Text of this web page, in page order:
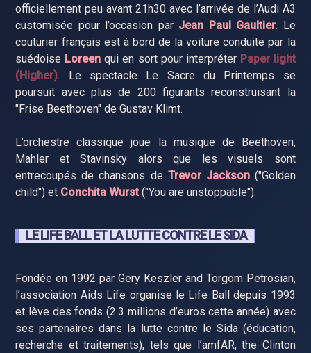
officiellement peu avant 21h30 avec l’arrivée de l’Audi A3
customisée pour l’occasion par Jean Paul Gaultier. Le
couturier français est à bord de la voiture conduite par la
suédoise Loreen qui en sort pour interpréter Paper light
(Higher). Le spectacle Le Sacre du Printemps se
poursuit avec plus de 200 figurants reconstruisant la
"Frise Beethoven" de Gustav Klimt.
L’orchestre classique joue la musique de Beethoven,
Mahler et Stavinsky alors que les visuels sont
entrecoupés de chansons de Trevor Jackson("Golden
child") et Conchita Wurst("You are unstoppable").
LE LIFE BALL ET LA LUTTE CONTRE LE SIDA
Fondée en 1992 par Gery Keszler and Torgom Petrosian,
l’association Aids Life organise le Life Ball depuis 1993
et lève des fonds (2.3 millions d’euros cette année) avec
ses partenaires dans la lutte contre le Sida (éducation,
recherche et traitements), tels que l’amfAR, the Clinton